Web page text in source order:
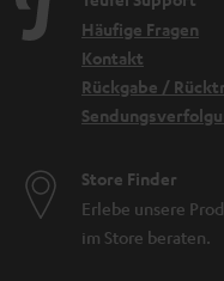
Häufige Fragen
Kontakt
Rückgabe /
Store Finder
Erlebe unsere
im Store beraten.